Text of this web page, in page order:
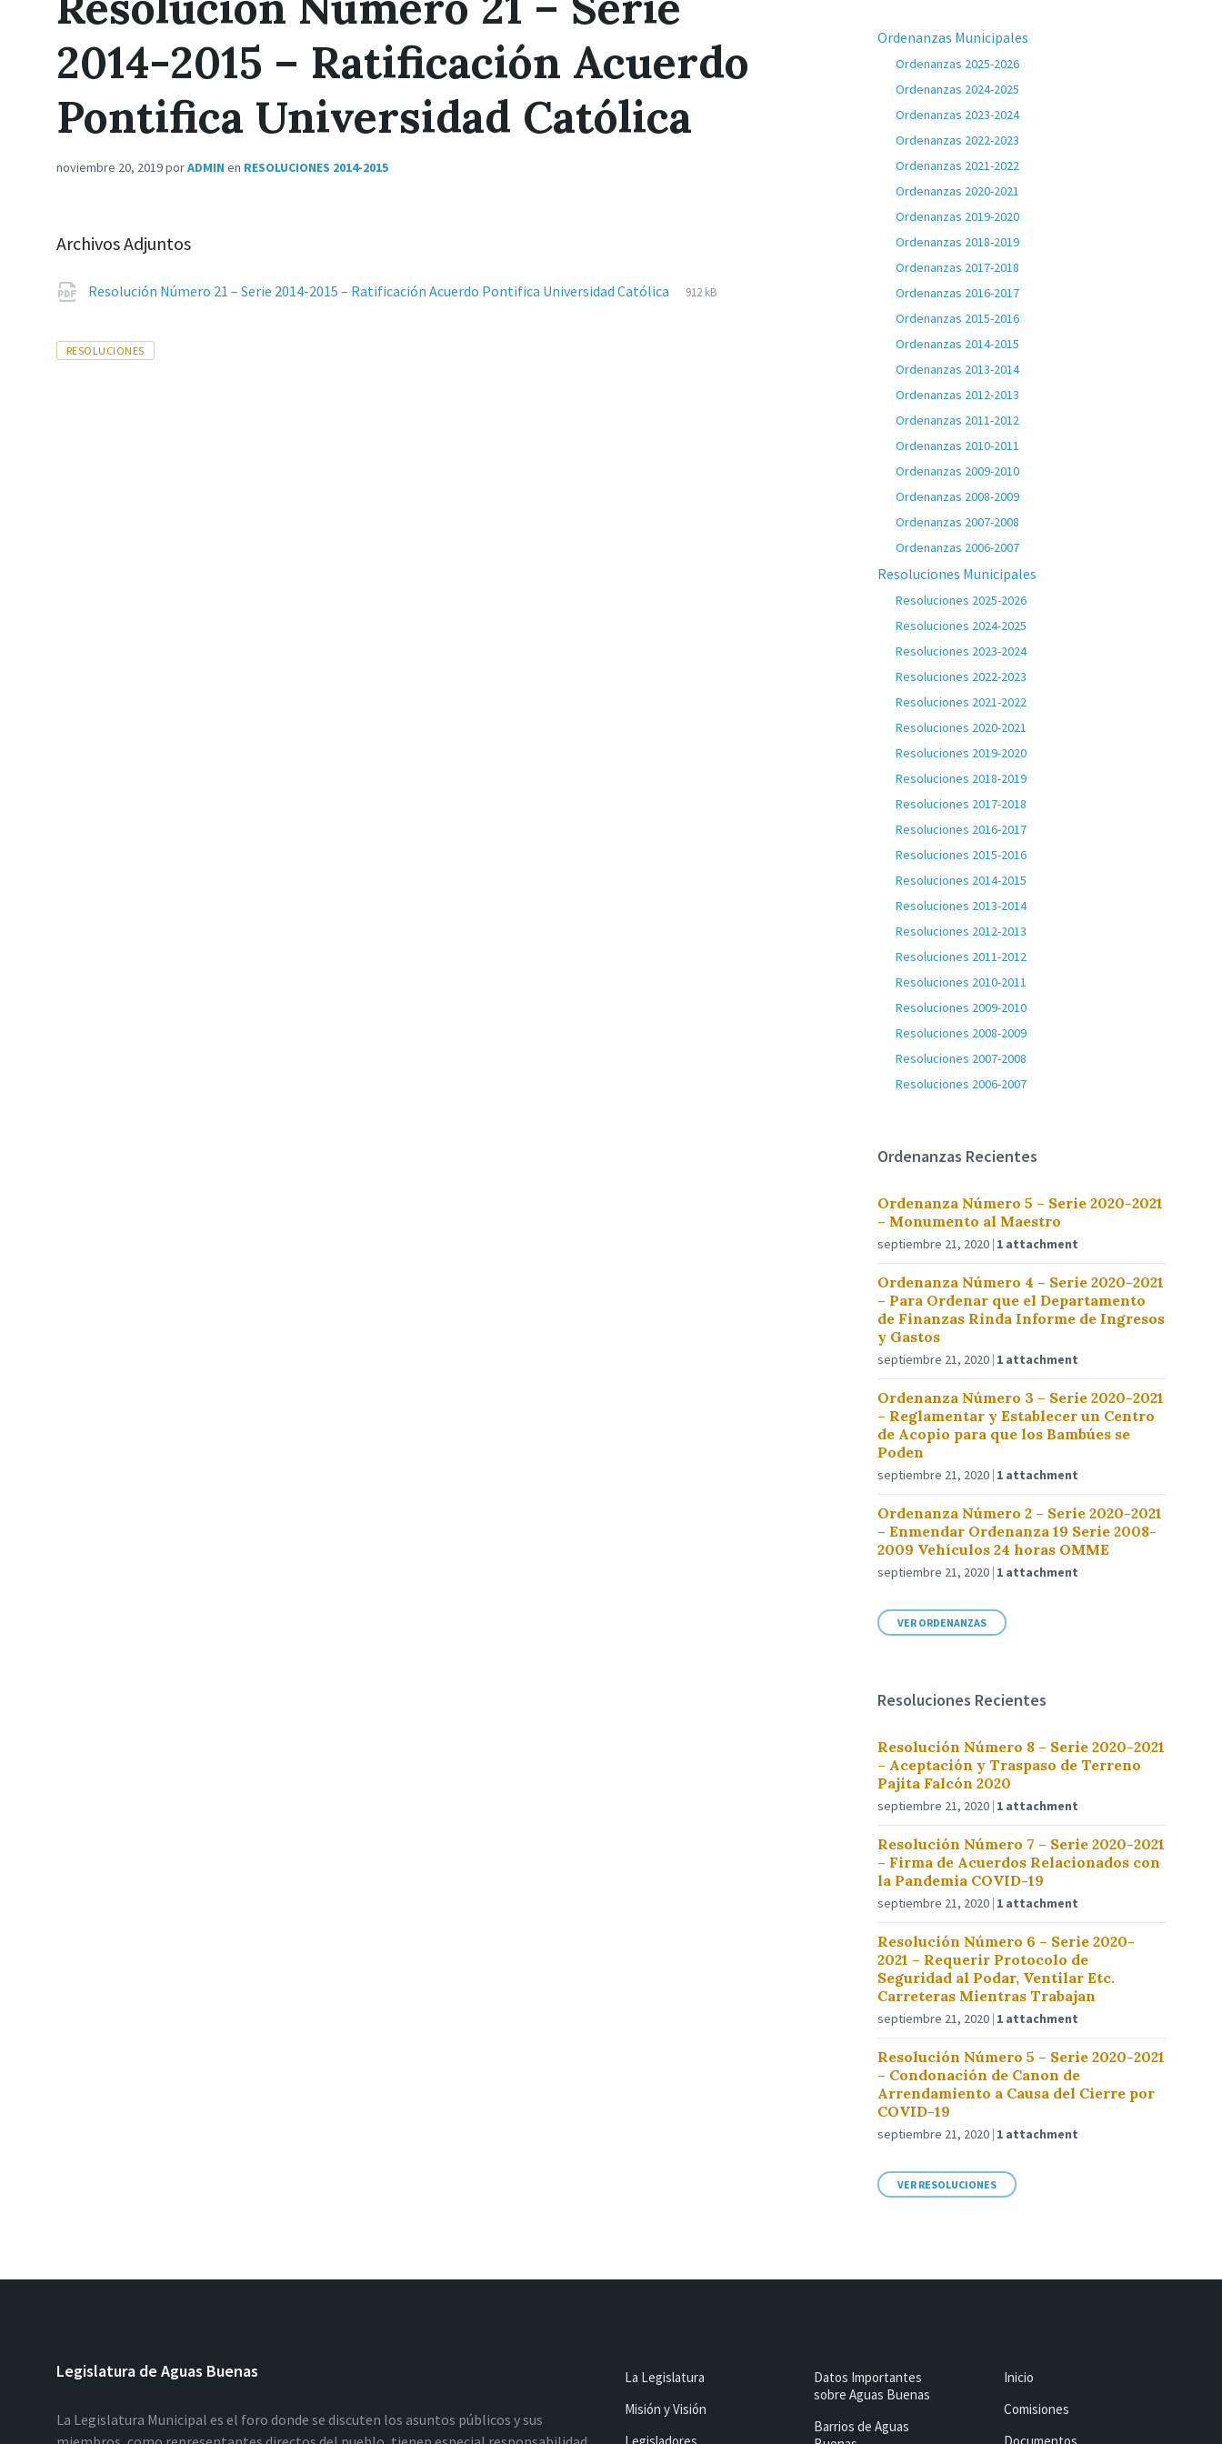
2014-2015 – Ratificación Acuerdo
Pontifica Universidad Católica
noviembre 20, 2019porADMIN en RESOLUCIONES 2014-2015
Archivos Adjuntos
Resolución Número 21 – Serie 2014-2015 – Ratificación Acuerdo Pontifica Universidad Católica
Extensiones
pdf
Tamaño
912 kB
Tags
RESOLUCIONES
Ordenanzas Municipales
Ordenanzas 2025-2026
Ordenanzas 2024-2025
Ordenanzas 2023-2024
Ordenanzas 2022-2023
Ordenanzas 2021-2022
Ordenanzas 2020-2021
Ordenanzas 2019-2020
Ordenanzas 2018-2019
Ordenanzas 2017-2018
Ordenanzas 2016-2017
Ordenanzas 2015-2016
Ordenanzas 2014-2015
Ordenanzas 2013-2014
Ordenanzas 2012-2013
Ordenanzas 2011-2012
Ordenanzas 2010-2011
Ordenanzas 2009-2010
Ordenanzas 2008-2009
Ordenanzas 2007-2008
Ordenanzas 2006-2007
Resoluciones Municipales
Resoluciones 2025-2026
Resoluciones 2024-2025
Resoluciones 2023-2024
Resoluciones 2022-2023
Resoluciones 2021-2022
Resoluciones 2020-2021
Resoluciones 2019-2020
Resoluciones 2018-2019
Resoluciones 2017-2018
Resoluciones 2016-2017
Resoluciones 2015-2016
Resoluciones 2014-2015
Resoluciones 2013-2014
Resoluciones 2012-2013
Resoluciones 2011-2012
Resoluciones 2010-2011
Resoluciones 2009-2010
Resoluciones 2008-2009
Resoluciones 2007-2008
Resoluciones 2006-2007
Ordenanzas Recientes
Ordenanza Número 5 – Serie 2020-2021
– Monumento al Maestro
septiembre 21, 2020 1 attachment
Ordenanza Número 4 – Serie 2020-2021
– Para Ordenar que el Departamento
de Finanzas Rinda Informe de Ingresos
y Gastos
septiembre 21, 2020 1 attachment
Ordenanza Número 3 – Serie 2020-2021
– Reglamentar y Establecer un Centro
de Acopio para que los Bambúes se
Poden
septiembre 21, 2020 1 attachment
Ordenanza Número 2 – Serie 2020-2021
– Enmendar Ordenanza 19 Serie 2008-
2009 Vehículos 24 horas OMME
septiembre 21, 2020 1 attachment
VER ORDENANZAS
Resoluciones Recientes
Resolución Número 8 – Serie 2020-2021
– Aceptación y Traspaso de Terreno
Pajita Falcón 2020
septiembre 21, 2020 1 attachment
Resolución Número 7 – Serie 2020-2021
– Firma de Acuerdos Relacionados con
la Pandemia COVID-19
septiembre 21, 2020 1 attachment
Resolución Número 6 – Serie 2020-
2021 – Requerir Protocolo de
Seguridad al Podar, Ventilar Etc.
Carreteras Mientras Trabajan
septiembre 21, 2020 1 attachment
Resolución Número 5 – Serie 2020-2021
– Condonación de Canon de
Arrendamiento a Causa del Cierre por
COVID-19
septiembre 21, 2020 1 attachment
VER RESOLUCIONES
Legislatura de Aguas Buenas
La Legislatura Municipal es el foro donde se discuten los asuntos públicos y sus
La Legislatura
Misión y Visión
Datos Importantes
sobre Aguas Buenas
Barrios de Aguas
Inicio
Comisiones